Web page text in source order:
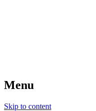
Menu
Skip to content